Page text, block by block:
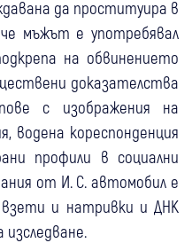
да проституира в
мъжът е употребявал
на обвинението
доказателства
с изображения на
водена кореспонденция
профили в социални
от И. С. автомобил е
и натривки и ДНК